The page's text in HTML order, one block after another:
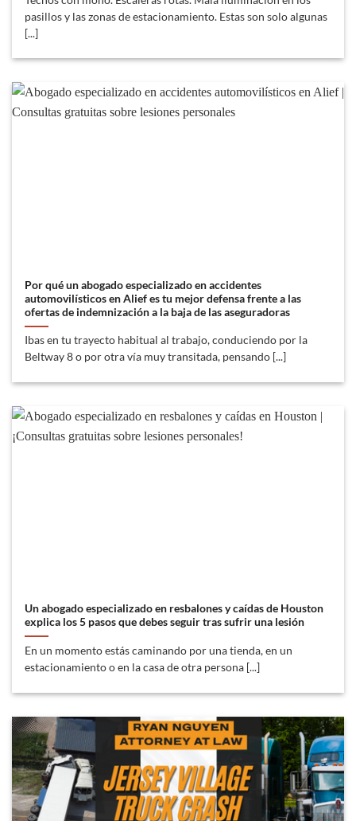
pasillos y las zonas de estacionamiento. Estas son solo algunas
[...]
Por qué un abogado especializado en accidentes
automovilísticos en Alief es tu mejor defensa frente a las
ofertas de indemnización a la baja de las aseguradoras
Ibas en tu trayecto habitual al trabajo, conduciendo por la
Beltway 8 o por otra vía muy transitada, pensando [...]
Un abogado especializado en resbalones y caídas de Houston
explica los 5 pasos que debes seguir tras sufrir una lesión
En un momento estás caminando por una tienda, en un
estacionamiento o en la casa de otra persona [...]